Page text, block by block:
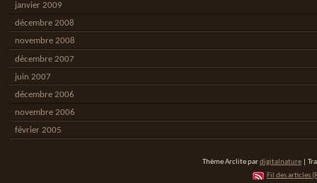
janvier 2009
décembre 2008
novembre 2008
décembre 2007
juin 2007
décembre 2006
novembre 2006
février 2005
Thème Arclite pardigitalnature |
Fil des articles